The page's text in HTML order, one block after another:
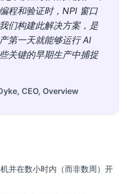
程和验证时，NPI 窗口
们构建此解决方案，是
第一天就能够运行 AI
关键的早期生产中捕捉
CEO, Overview
并在数小时内（而非数周）开